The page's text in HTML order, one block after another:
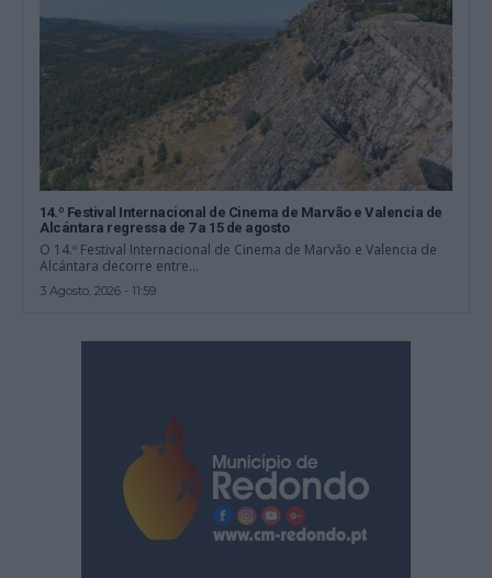
14.º Festival Internacional de Cinema de Marvão e Valencia de
Alcántara regressa de 7 a 15 de agosto
O 14.º Festival Internacional de Cinema de Marvão e Valencia de
Alcántara decorre entre...
3 Agosto, 2026 - 11:59